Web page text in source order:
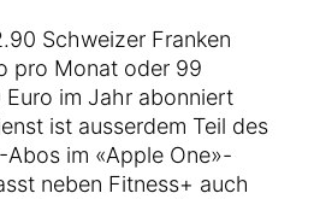
Schweizer Franken
pro Monat oder 99
Euro im Jahr abonniert
ist ausserdem Teil des
Abos im «Apple One»-
neben Fitness+ auch